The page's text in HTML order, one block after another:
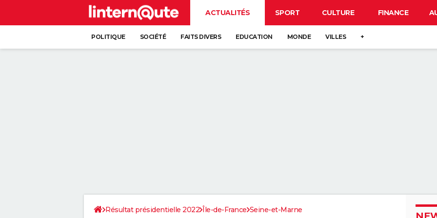
ACTUALITÉS SPORT CULTURE FINANCE
POLITIQUE SOCIÉTÉ FAITS DIVERS EDUCATION MONDE VILLES +
Résultat présidentielle 2022 Île-de-France Seine-et-Marne